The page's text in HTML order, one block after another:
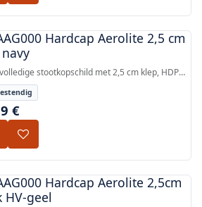
Hardcap Aerolite 2,5 cm
stootkopschild met 2,5 cm klep, HDPE-
EPP-stootdempende voering, conform EN 812.
€
Hardcap Aerolite 2,5cm
HV-geel